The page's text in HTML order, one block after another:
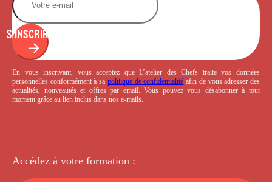
S'INSCRIRE
En vous inscrivant, vous acceptez que L’atelier des Chefs traite vos données
personnelles conformément à sa politique de confidentialité afin de vous adresser des
actualités, nouveautés et offres par email. Vous pouvez vous désabonner à tout
moment grâce au lien inclus dans nos e-mails.
Accédez à votre formation :